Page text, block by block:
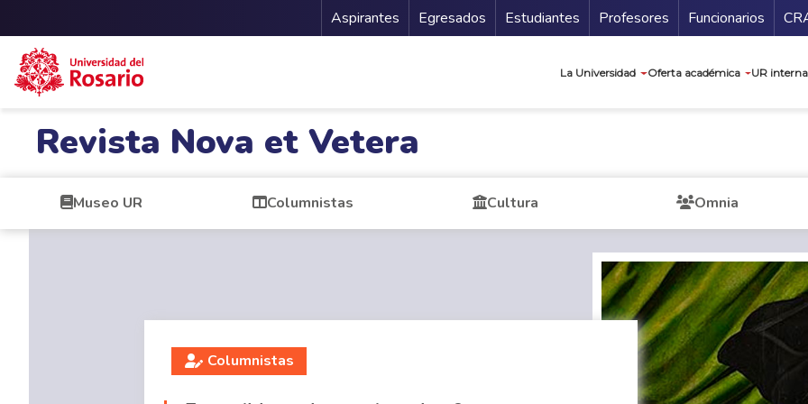
Menu Secundario
Aspirantes Egresados Estudiantes Profesores Funcionarios
La Universidad Oferta académica UR
Revista Nova et Vetera
Museo UR Columnistas Cultura Omnia
Columnistas